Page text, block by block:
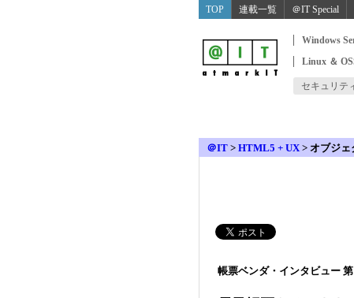
TOP 連載一覧 ＠IT Special
Windows
Linux ＆
セキュリテ
＠IT > HTML5 + UX> オブジェ
帳票ベンダ・インタビュー 第